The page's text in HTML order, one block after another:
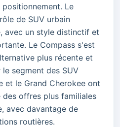
Le
de SUV urbain
avec un style distinctif et
Le Compass s'est
plus récente et
segment des SUV
et le Grand Cherokee ont
offres plus familiales
avec davantage de
routières.